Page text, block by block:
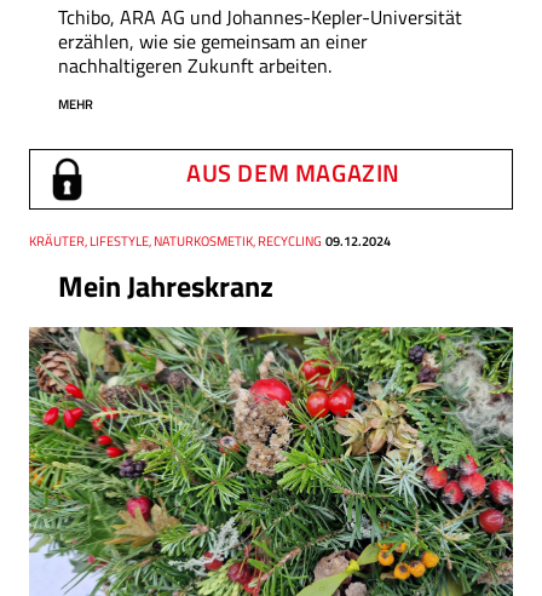
Tchibo, ARA AG und Johannes-Kepler-Universität
erzählen, wie sie gemeinsam an einer
nachhaltigeren Zukunft arbeiten.
MEHR
AUS DEM MAGAZIN
Mein Jahreskranz
Thema
KRÄUTER, LIFESTYLE, NATURKOSMETIK, RECYCLING
Datum 09.12.2024